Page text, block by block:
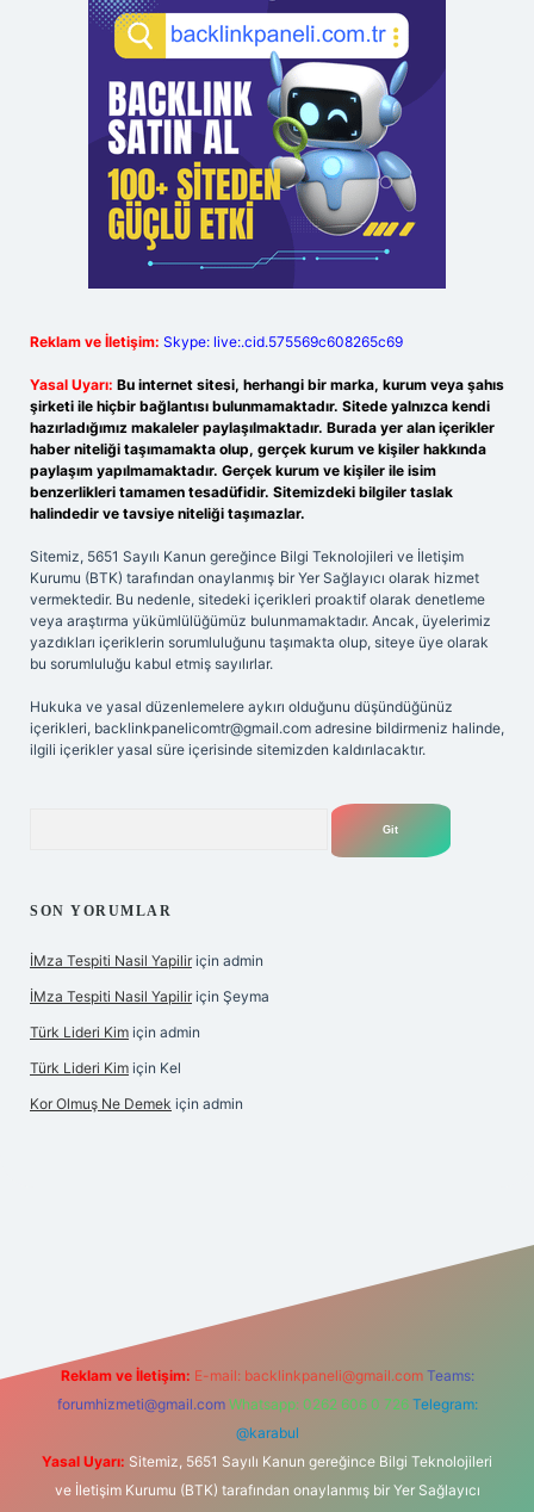
Reklam ve İletişim: Skype: live:.cid.575569c608265c69
Yasal Uyarı: Bu internet sitesi, herhangi bir marka, kurum veya şahıs
şirketi ile hiçbir bağlantısı bulunmamaktadır. Sitede yalnızca kendi
hazırladığımız makaleler paylaşılmaktadır. Burada yer alan içerikler
haber niteliği taşımamakta olup, gerçek kurum ve kişiler hakkında
paylaşım yapılmamaktadır. Gerçek kurum ve kişiler ile isim
benzerlikleri tamamen tesadüfidir. Sitemizdeki bilgiler taslak
halindedir ve tavsiye niteliği taşımazlar.
Sitemiz, 5651 Sayılı Kanun gereğince Bilgi Teknolojileri ve İletişim
Kurumu (BTK) tarafından onaylanmış bir Yer Sağlayıcı olarak hizmet
vermektedir. Bu nedenle, sitedeki içerikleri proaktif olarak denetleme
veya araştırma yükümlülüğümüz bulunmamaktadır. Ancak, üyelerimiz
yazdıkları içeriklerin sorumluluğunu taşımakta olup, siteye üye olarak
bu sorumluluğu kabul etmiş sayılırlar.
Hukuka ve yasal düzenlemelere aykırı olduğunu düşündüğünüz
içerikleri, backlinkpanelicomtr@gmail.com adresine bildirmeniz halinde,
ilgili içerikler yasal süre içerisinde sitemizden kaldırılacaktır.
SON YORUMLAR
İMza Tespiti Nasil Yapilir için admin
İMza Tespiti Nasil Yapilir için Şeyma
Türk Lideri Kim için admin
Türk Lideri Kim için Kel
Kor Olmuş Ne Demek için admin
Reklam ve İletişim: E-mail: backlinkpaneli@gmail.com Teams:
forumhizmeti@gmail.com Whatsapp: 0262 606 0 726 Telegram:
@karabul
Yasal Uyarı: Sitemiz, 5651 Sayılı Kanun gereğince Bilgi Teknolojileri
ve İletişim Kurumu (BTK) tarafından onaylanmış bir Yer Sağlayıcı